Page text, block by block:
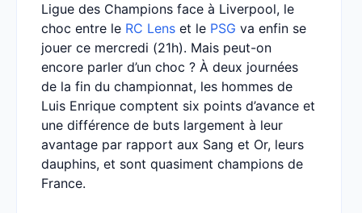
Ligue des Champions face à Liverpool, le
choc entre le RC Lens et le PSG va enfin se
jouer ce mercredi (21h). Mais peut-on
encore parler d’un choc ? À deux journées
de la fin du championnat, les hommes de
Luis Enrique comptent six points d’avance et
une différence de buts largement à leur
avantage par rapport aux Sang et Or, leurs
dauphins, et sont quasiment champions de
France.